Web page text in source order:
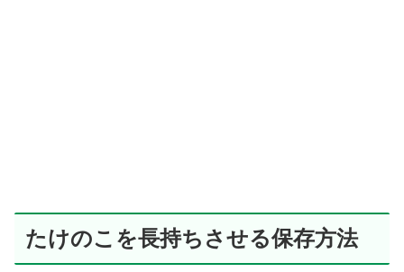
たけのこを長持ちさせる保存方法